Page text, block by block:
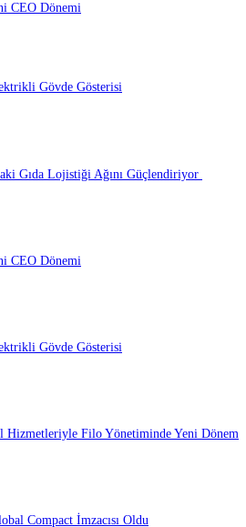
CEO Dönemi
Gövde Gösterisi
Gıda Lojistiği Ağını Güçlendiriyor
CEO Dönemi
Gövde Gösterisi
Hizmetleriyle Filo Yönetiminde Yeni Dönem
Compact İmzacısı Oldu